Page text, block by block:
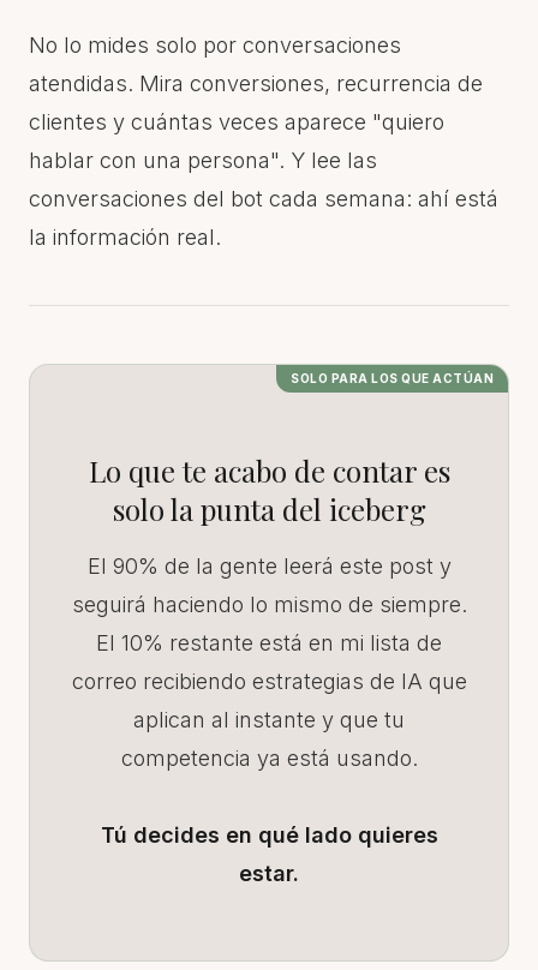
No lo mides solo por conversaciones
atendidas. Mira conversiones, recurrencia de
clientes y cuántas veces aparece "quiero
hablar con una persona". Y lee las
conversaciones del bot cada semana: ahí está
la información real.
SOLO PARA LOS QUE ACTÚAN
Lo que te acabo de contar es
solo la punta del iceberg
El 90% de la gente leerá este post y
seguirá haciendo lo mismo de siempre.
El 10% restante está en mi lista de
correo recibiendo estrategias de IA que
aplican al instante y que tu
competencia ya está usando.
Tú decides en qué lado quieres
estar.